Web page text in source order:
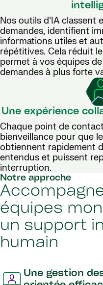
Nos outils d’IA classent
demandes, identifient
informations utiles et
répétitives. Cela réduit
permet à vos équipes
demandes à plus forte
Une expérience
Chaque point de
bienveillance pour que
obtiennent rapidement
entendus et puissent
interruption.
Notre approche
équipes
un support
humain
Une gestion